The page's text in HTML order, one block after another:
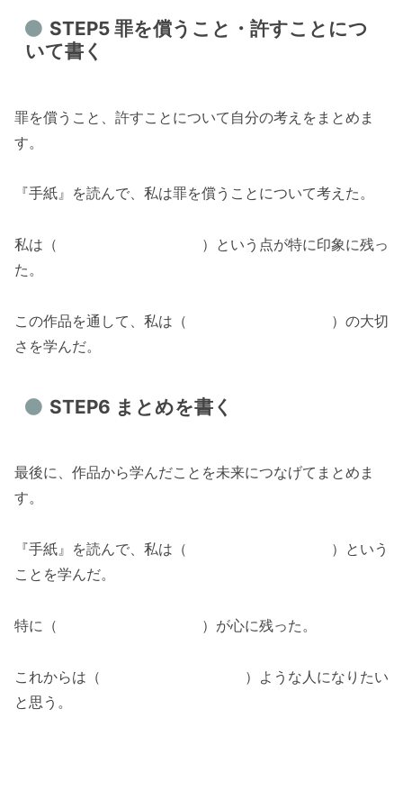
STEP5 罪を償うこと・許すことにつ
いて書く
罪を償うこと、許すことについて自分の考えをまとめま
す。
『手紙』を読んで、私は罪を償うことについて考えた。
私は（ ）という点が特に印象に残っ
た。
この作品を通して、私は（ ）の大切
さを学んだ。
STEP6 まとめを書く
最後に、作品から学んだことを未来につなげてまとめま
す。
『手紙』を読んで、私は（ ）という
ことを学んだ。
特に（ ）が心に残った。
これからは（ ）ような人になりたい
と思う。